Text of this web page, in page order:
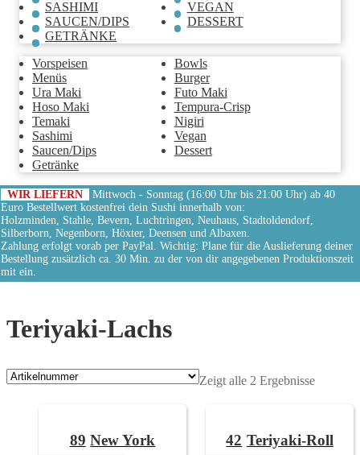
SASHIMI
VEGAN
SAUCEN/DIPS
DESSERT
GETRÄNKE
Vorspeisen
Bowls
Menüs
Burger
Ura Maki
Futo Maki
Hoso Maki
Tempura-Crisp
Temaki
Nigiri
Sashimi
Vegan
Saucen/Dips
Dessert
Getränke
WIR LIEFERN
Mittwoch - Sonntag (16:00 Uhr bis 21:00 Uhr) ab 40
Euro Bestellwert kostenfrei dein Sushi innerhalb von:
Holzminden, Stahle, Bevern, Luchtringen, Neuhaus, Stadtoldendorf,
Silberborn, Negenborn, Höxter, Deensen und Albaxen.
Zahlung erfolgt vorab per PayPal. Wichtig: Plane für die Auslieferung deiner
Bestellung zusätzlich ca. 30 Min. zu der von dir angegebenen Produktionszeit
mit ein.
Teriyaki-Lachs
Zeigt alle 2 Ergebnisse
89 New York 42 Teriyaki-Roll